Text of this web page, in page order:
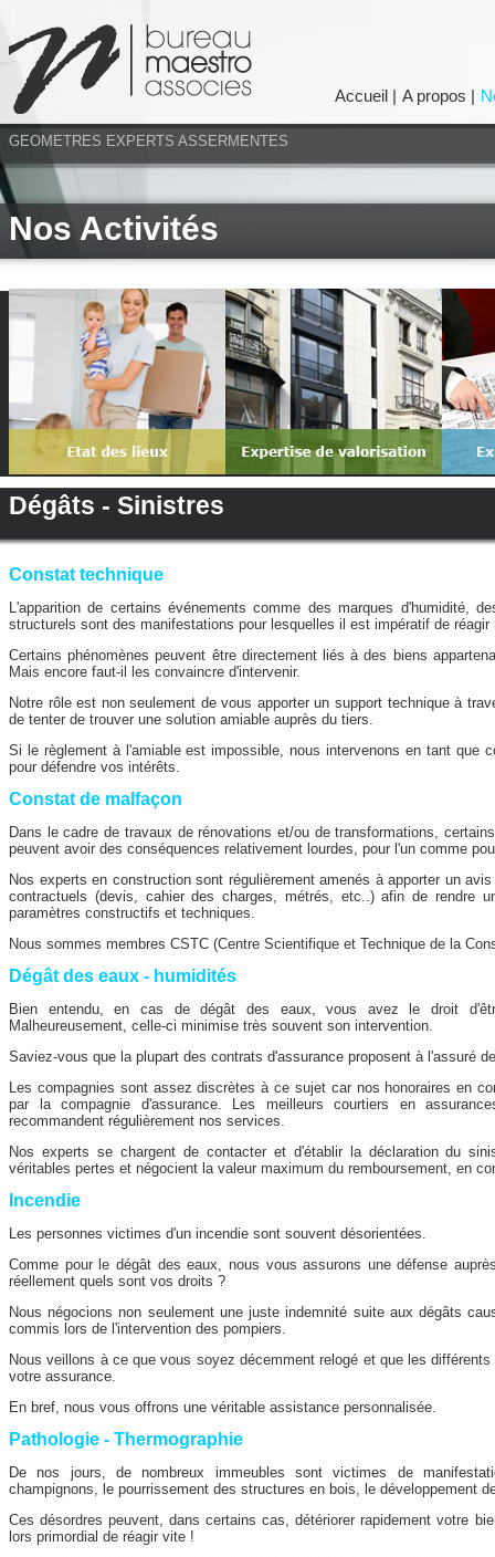
Accueil | A propos |
GEOMETRES EXPERTS ASSERMENTES
Nos Activités
Dégâts - Sinistres
Constat technique
L'apparition de certains événements comme des marques d'humidité,
structurels sont des manifestations pour lesquelles il est impératif de réagir
Certains phénomènes peuvent être directement liés à des biens
Mais encore faut-il les convaincre d'intervenir.
Notre rôle est non seulement de vous apporter un support technique à
de tenter de trouver une solution amiable auprès du tiers.
Si le règlement à l'amiable est impossible, nous intervenons en tant que
pour défendre vos intérêts.
Constat de malfaçon
Dans le cadre de travaux de rénovations et/ou de transformations,
peuvent avoir des conséquences relativement lourdes, pour l'un comme
Nos experts en construction sont régulièrement amenés à apporter un
contractuels (devis, cahier des charges, métrés, etc..) afin de rendre
paramètres constructifs et techniques.
Nous sommes membres CSTC (Centre Scientifique et Technique de la
Dégât des eaux - humidités
Bien entendu, en cas de dégât des eaux, vous avez le droit
Malheureusement, celle-ci minimise très souvent son intervention.
Saviez-vous que la plupart des contrats d'assurance proposent à l'assuré
Les compagnies sont assez discrètes à ce sujet car nos honoraires en
par la compagnie d'assurance. Les meilleurs courtiers en
recommandent régulièrement nos services.
Nos experts se chargent de contacter et d'établir la déclaration du
véritables pertes et négocient la valeur maximum du remboursement, en
Incendie
Les personnes victimes d'un incendie sont souvent désorientées.
Comme pour le dégât des eaux, nous vous assurons une défense
réellement quels sont vos droits ?
Nous négocions non seulement une juste indemnité suite aux dégâts
commis lors de l'intervention des pompiers.
Nous veillons à ce que vous soyez décemment relogé et que les
votre assurance.
En bref, nous vous offrons une véritable assistance personnalisée.
Pathologie - Thermographie
De nos jours, de nombreux immeubles sont victimes de
champignons, le pourrissement des structures en bois, le développement
Ces désordres peuvent, dans certains cas, détériorer rapidement votre
lors primordial de réagir vite !